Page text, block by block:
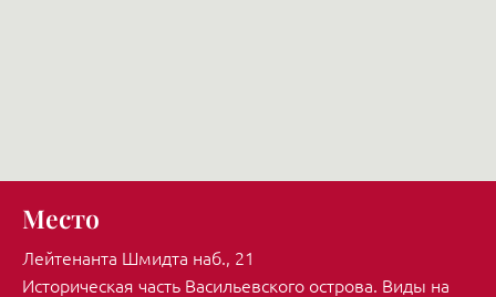
Место
Лейтенанта Шмидта наб., 21
Историческая часть Васильевского острова. Виды на